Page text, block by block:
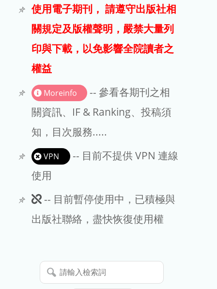
電子期刊
試用
文章處理費
EndNote
使用電子期刊， 請遵守出版社相
關規定及版權聲明，嚴禁大量列
印與下載，以免影響全院讀者之
權益
Moreinfo
-- 參看各期刊之相
關資訊、IF & Ranking、投稿須
知，目次服務.....
VPN
-- 目前不提供 VPN 連線
使用
此
期
暫
停
-- 目前暫停使用中，已積極與
出版社聯絡，盡快恢復使用權
請
輸